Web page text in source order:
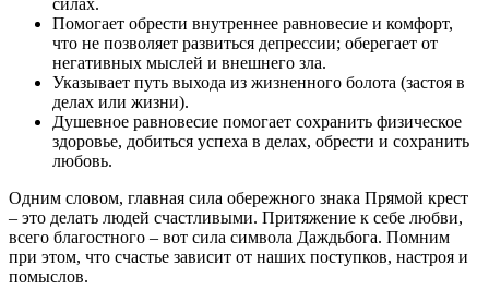
Помогает обрести внутреннее равновесие и комфорт,
что не позволяет развиться депрессии; оберегает от
негативных мыслей и внешнего зла.
Указывает путь выхода из жизненного болота (застоя в
делах или жизни).
Душевное равновесие помогает сохранить физическое
здоровье, добиться успеха в делах, обрести и сохранить
любовь.
Одним словом, главная сила обережного знака Прямой крест
– это делать людей счастливыми. Притяжение к себе любви,
всего благостного – вот сила символа Даждьбога. Помним
при этом, что счастье зависит от наших поступков, настроя и
помыслов.